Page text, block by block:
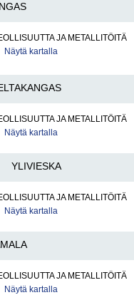
JA METALLITÖITÄ
Näytä kartalla
JA METALLITÖITÄ
Näytä kartalla
YLIVIESKA
JA METALLITÖITÄ
Näytä kartalla
JA METALLITÖITÄ
Näytä kartalla